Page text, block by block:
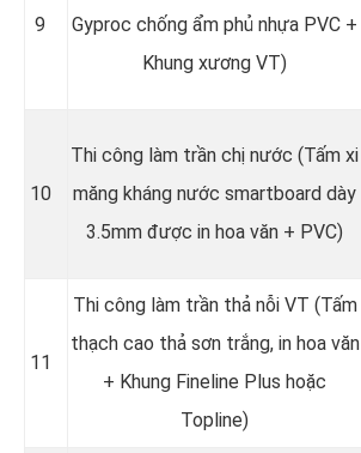
9
Gyproc chống ẩm phủ nhựa PVC +
Khung xương VT)
10
Thi công làm trần chị nước (Tấm xi
măng kháng nước smartboard dày
3.5mm được in hoa văn + PVC)
11
Thi công làm trần thả nỗi VT (Tấm
thạch cao thả sơn trắng, in hoa văn
+ Khung Fineline Plus hoặc
Topline)